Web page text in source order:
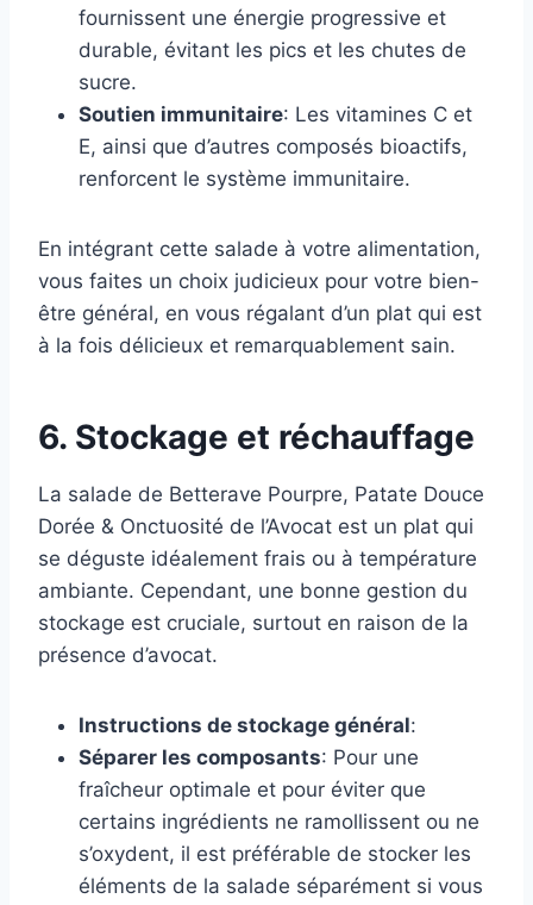
fournissent une énergie progressive et
durable, évitant les pics et les chutes de
sucre.
Soutien immunitaire: Les vitamines C et
E, ainsi que d’autres composés bioactifs,
renforcent le système immunitaire.
En intégrant cette salade à votre alimentation,
vous faites un choix judicieux pour votre bien-
être général, en vous régalant d’un plat qui est
à la fois délicieux et remarquablement sain.
6. Stockage et réchauffage
La salade de Betterave Pourpre, Patate Douce
Dorée & Onctuosité de l’Avocat est un plat qui
se déguste idéalement frais ou à température
ambiante. Cependant, une bonne gestion du
stockage est cruciale, surtout en raison de la
présence d’avocat.
Instructions de stockage général:
Séparer les composants: Pour une
fraîcheur optimale et pour éviter que
certains ingrédients ne ramollissent ou ne
s’oxydent, il est préférable de stocker les
éléments de la salade séparément si vous